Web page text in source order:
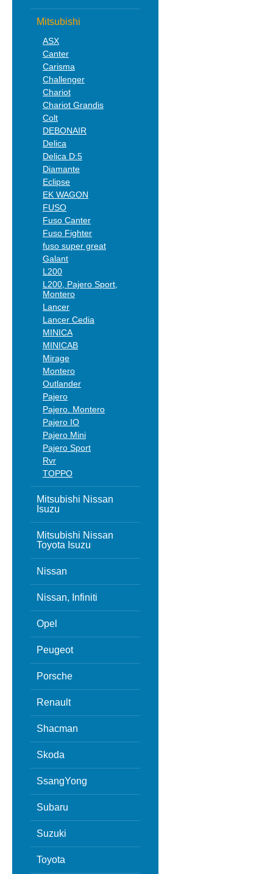
Mitsubishi
ASX
Canter
Carisma
Challenger
Chariot
Chariot Grandis
Colt
DEBONAIR
Delica
Delica D:5
Diamante
Eclipse
EK WAGON
FUSO
Fuso Canter
Fuso Fighter
fuso super great
Galant
L200
L200, Pajero Sport,
Montero
Lancer
Lancer Cedia
MINICA
MINICAB
Mirage
Montero
Outlander
Pajero
Pajero. Montero
Pajero IO
Pajero Mini
Pajero Sport
Rvr
TOPPO
Mitsubishi Nissan
Isuzu
Mitsubishi Nissan
Toyota Isuzu
Nissan
Nissan, Infiniti
Opel
Peugeot
Porsche
Renault
Shacman
Skoda
SsangYong
Subaru
Suzuki
Toyota